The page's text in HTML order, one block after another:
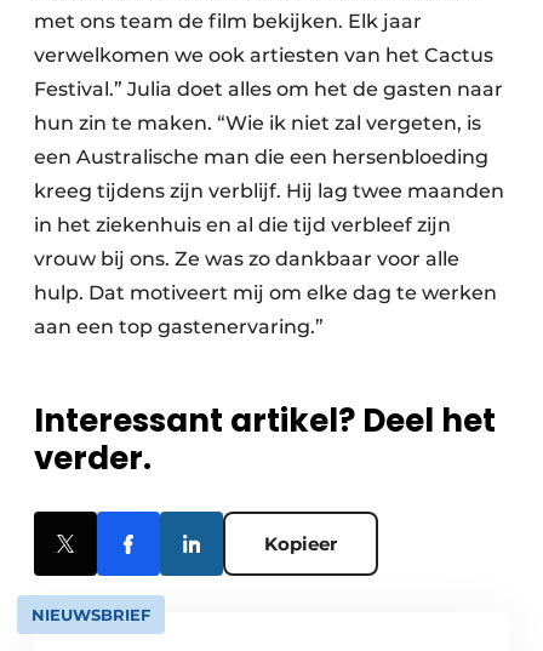
met ons team de film bekijken. Elk jaar
verwelkomen we ook artiesten van het Cactus
Festival.” Julia doet alles om het de gasten naar
hun zin te maken. “Wie ik niet zal vergeten, is
een Australische man die een hersenbloeding
kreeg tijdens zijn verblijf. Hij lag twee maanden
in het ziekenhuis en al die tijd verbleef zijn
vrouw bij ons. Ze was zo dankbaar voor alle
hulp. Dat motiveert mij om elke dag te werken
aan een top gastenervaring.”
Interessant artikel? Deel het
verder.
Kopieer
NIEUWSBRIEF